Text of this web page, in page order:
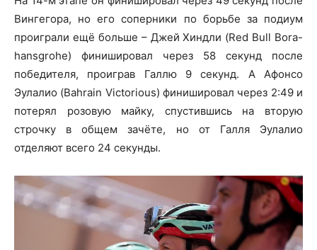
Вингегора, но его соперники по борьбе за подиум
проиграли ещё больше – Джей Хиндли (Red Bull Bora-
hansgrohe) финишировал через 58 секунд после
победителя, проиграв Галлю 9 секунд. А Афонсо
Эулалио (Bahrain Victorious) финишировал через 2:49 и
потерял розовую майку, спустившись на вторую
строчку в общем зачёте, но от Галля Эулалио
отделяют всего 24 секунды.